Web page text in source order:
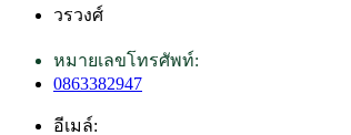
วรวงศ์
หมายเลขโทรศัพท์:
0863382947
อีเมล์: